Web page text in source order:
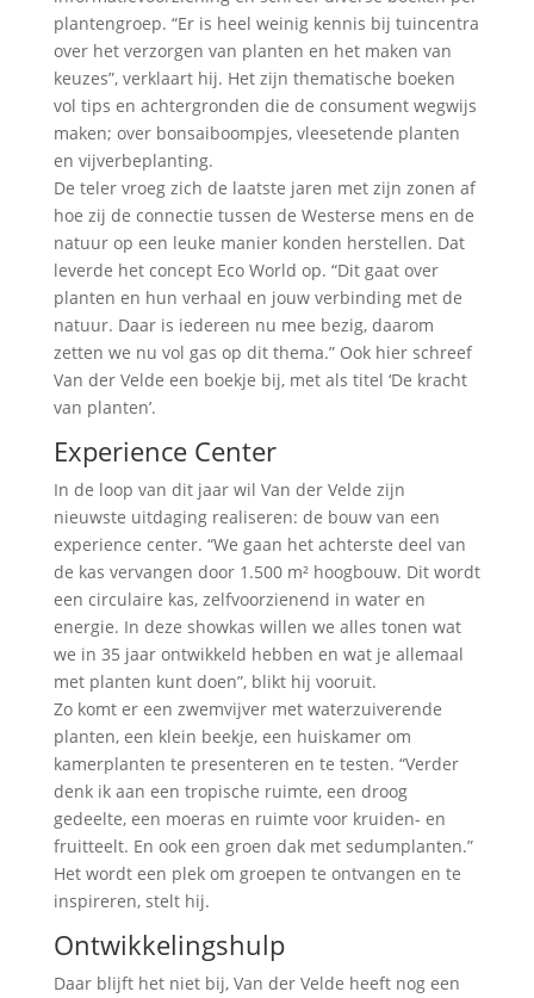
plantengroep. “Er is heel weinig kennis bij tuincentra
over het verzorgen van planten en het maken van
keuzes”, verklaart hij. Het zijn thematische boeken
vol tips en achtergronden die de consument wegwijs
maken; over bonsaiboompjes, vleesetende planten
en vijverbeplanting.
De teler vroeg zich de laatste jaren met zijn zonen af
hoe zij de connectie tussen de Westerse mens en de
natuur op een leuke manier konden herstellen. Dat
leverde het concept Eco World op. “Dit gaat over
planten en hun verhaal en jouw verbinding met de
natuur. Daar is iedereen nu mee bezig, daarom
zetten we nu vol gas op dit thema.” Ook hier schreef
Van der Velde een boekje bij, met als titel ‘De kracht
van planten’.
Experience Center
In de loop van dit jaar wil Van der Velde zijn
nieuwste uitdaging realiseren: de bouw van een
experience center. “We gaan het achterste deel van
de kas vervangen door 1.500 m² hoogbouw. Dit wordt
een circulaire kas, zelfvoorzienend in water en
energie. In deze showkas willen we alles tonen wat
we in 35 jaar ontwikkeld hebben en wat je allemaal
met planten kunt doen”, blikt hij vooruit.
Zo komt er een zwemvijver met waterzuiverende
planten, een klein beekje, een huiskamer om
kamerplanten te presenteren en te testen. “Verder
denk ik aan een tropische ruimte, een droog
gedeelte, een moeras en ruimte voor kruiden- en
fruitteelt. En ook een groen dak met sedumplanten.”
Het wordt een plek om groepen te ontvangen en te
inspireren, stelt hij.
Ontwikkelingshulp
Daar blijft het niet bij, Van der Velde heeft nog een